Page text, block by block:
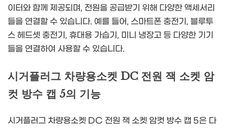
이터와 함께 제공되며, 전원을 공급받기 위해 다양한 액세서리
들을 연결할 수 있습니다. 예를 들어, 스마트폰 충전기, 블루투
스 헤드셋 충전기, 휴대용 가습기, 미니 냉장고 등 다양한 기기
들을 연결하여 사용할 수 있습니다.
시거플러그 차량용소켓 DC 전원 잭 소켓 암
컷 방수 캡 5의 기능
시거플러그 차량용소켓 DC 전원 잭 소켓 암컷 방수 캡 5은 다